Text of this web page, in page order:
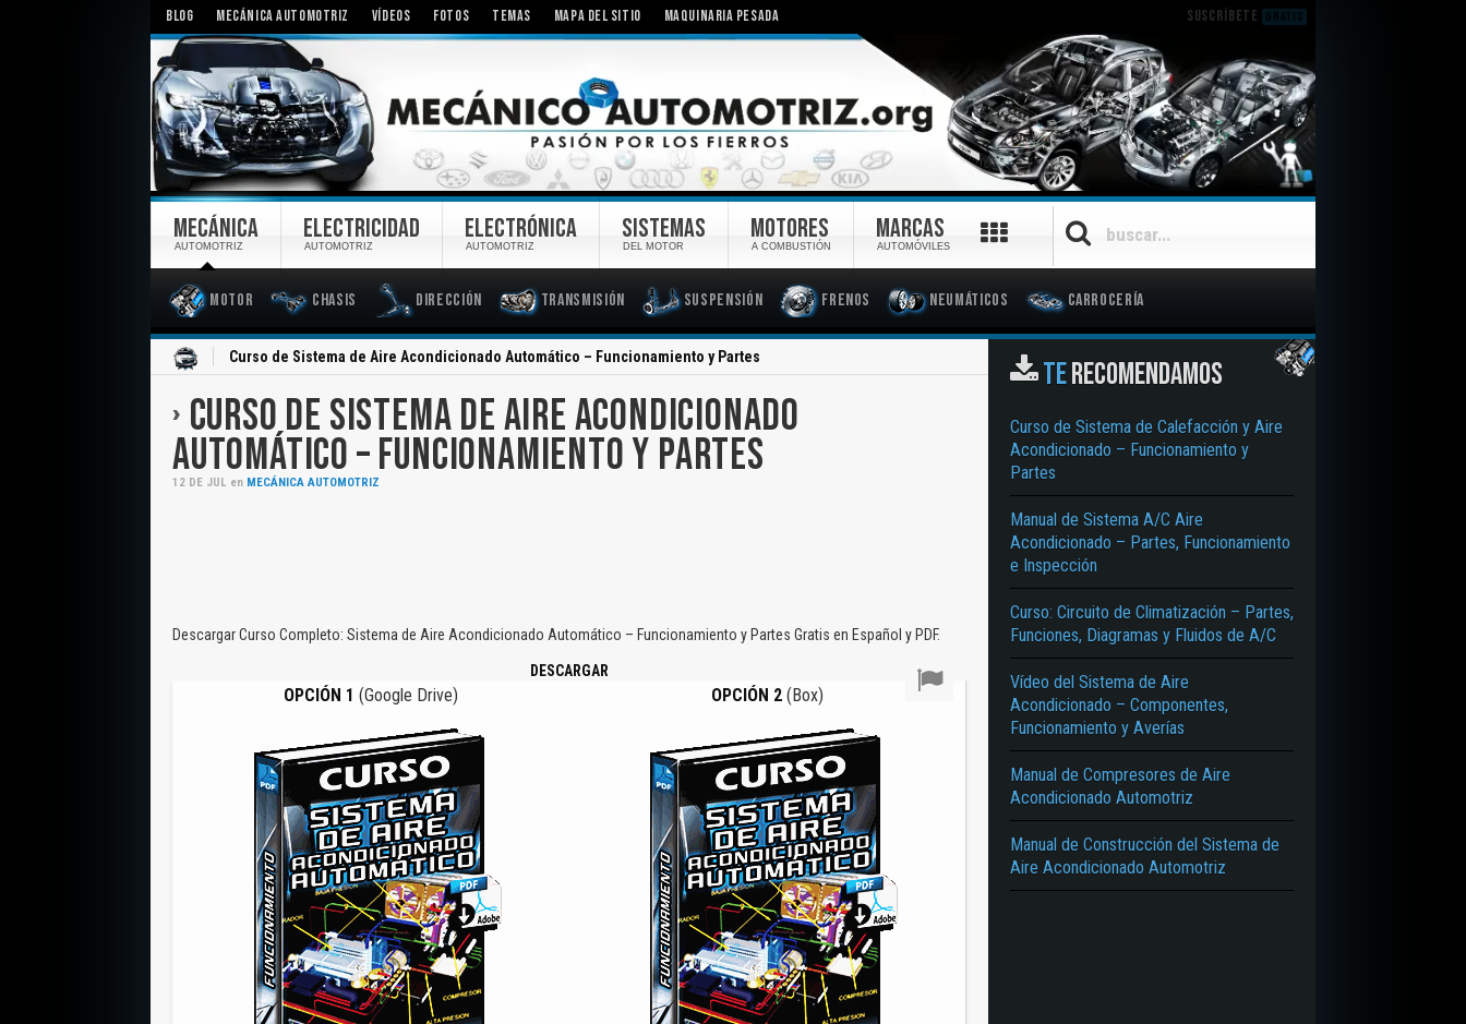
BLOG MECÁNICA AUTOMOTRIZ VÍDEOS FOTOS TEMAS MAPA DEL SITIO MAQUINARIA PESADA SUSCRÍBETE GRATIS
MECÁNICA
AUTOMOTRIZ
Motor Chasis Dirección Transmisión Suspensión Frenos Neumáticos Carrocería
ELECTRICIDAD
AUTOMOTRIZ
ELECTRÓNICA
AUTOMOTRIZ
SISTEMAS
DEL MOTOR
MOTORES
A COMBUSTIÓN
MARCAS
AUTOMÓVILES
Curso de Sistema de Aire Acondicionado Automático – Funcionamiento y Partes
CURSO DE SISTEMA DE AIRE ACONDICIONADO
AUTOMÁTICO – FUNCIONAMIENTO Y PARTES
12 DE JUL en MECÁNICA AUTOMOTRIZ
Descargar Curso Completo: Sistema de Aire Acondicionado Automático – Funcionamiento y Partes Gratis en Español y PDF.
DESCARGAR
OPCIÓN 1 (Google Drive) OPCIÓN 2(Box)
TERECOMENDAMOS
Curso de Sistema de Calefacción y Aire
Acondicionado – Funcionamiento y
Partes
Manual de Sistema A/C Aire
Acondicionado – Partes, Funcionamiento
e Inspección
Curso: Circuito de Climatización – Partes,
Funciones, Diagramas y Fluidos de A/C
Vídeo del Sistema de Aire
Acondicionado – Componentes,
Funcionamiento y Averías
Manual de Compresores de Aire
Acondicionado Automotriz
Manual de Construcción del Sistema de
Aire Acondicionado Automotriz